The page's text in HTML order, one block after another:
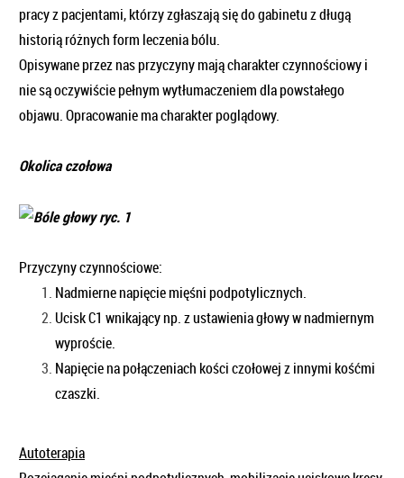
pracy z pacjentami, którzy zgłaszają się do gabinetu z długą
historią różnych form leczenia bólu.
Opisywane przez nas przyczyny mają charakter czynnościowy i
nie są oczywiście pełnym wytłumaczeniem dla powstałego
objawu. Opracowanie ma charakter poglądowy.
Okolica czołowa
Przyczyny czynnościowe:
Nadmierne napięcie mięśni podpotylicznych.
Ucisk C1 wnikający np. z ustawienia głowy w nadmiernym
wyproście.
Napięcie na połączeniach kości czołowej z innymi kośćmi
czaszki.
Autoterapia